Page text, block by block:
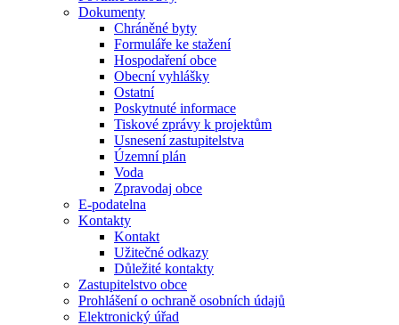
Dokumenty
Chráněné byty
Formuláře ke stažení
Hospodaření obce
Obecní vyhlášky
Ostatní
Poskytnuté informace
Tiskové zprávy k projektům
Usnesení zastupitelstva
Územní plán
Voda
Zpravodaj obce
E-podatelna
Kontakty
Kontakt
Užitečné odkazy
Důležité kontakty
Zastupitelstvo obce
Prohlášení o ochraně osobních údajů
Elektronický úřad